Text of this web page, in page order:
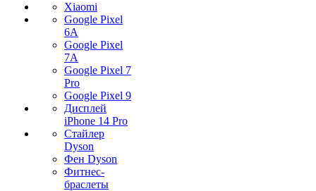
Xiaomi
Google Pixel
6A
Google Pixel
7А
Google Pixel 7
Pro
Google Pixel 9
Дисплей
iPhone 14 Pro
Стайлер
Dyson
Фен Dyson
Фитнес-
браслеты